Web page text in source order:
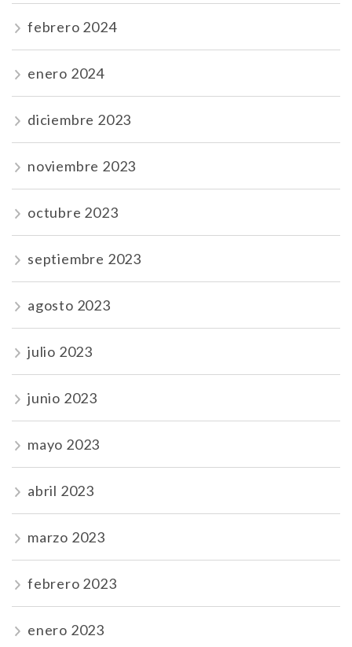
febrero 2024
enero 2024
diciembre 2023
noviembre 2023
octubre 2023
septiembre 2023
agosto 2023
julio 2023
junio 2023
mayo 2023
abril 2023
marzo 2023
febrero 2023
enero 2023